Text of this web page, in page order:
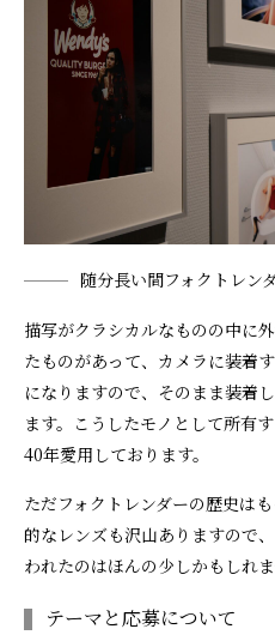
随分長い間フォクトレン
描写がクラシカルなものの中に
たものがあって、カメラに装着
になりますので、そのまま装着
ます。こうしたモノとして所有
40年愛用しております。
ただフォクトレンダーの歴史は
的なレンズも沢山ありますので
われたのはほんの少しかもしれま
テーマと応募について